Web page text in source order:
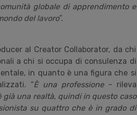
globale di apprendimento e
del lavoro”.
al Creator Collaborator, da chi
a chi si occupa di consulenza di
in quanto è una figura che si
“È una professione- rileva
già una realtà, quindi in questo caso
su quattro che è in grado di